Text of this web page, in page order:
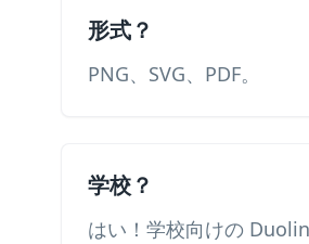
形式？
PNG、SVG、PDF。
学校？
はい！学校向けの